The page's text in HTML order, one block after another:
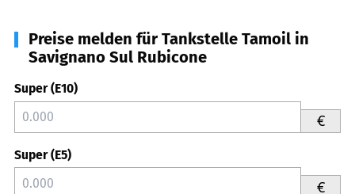
Preise melden für Tankstelle Tamoil in
Savignano Sul Rubicone
Super (E10)
€
Super (E5)
€